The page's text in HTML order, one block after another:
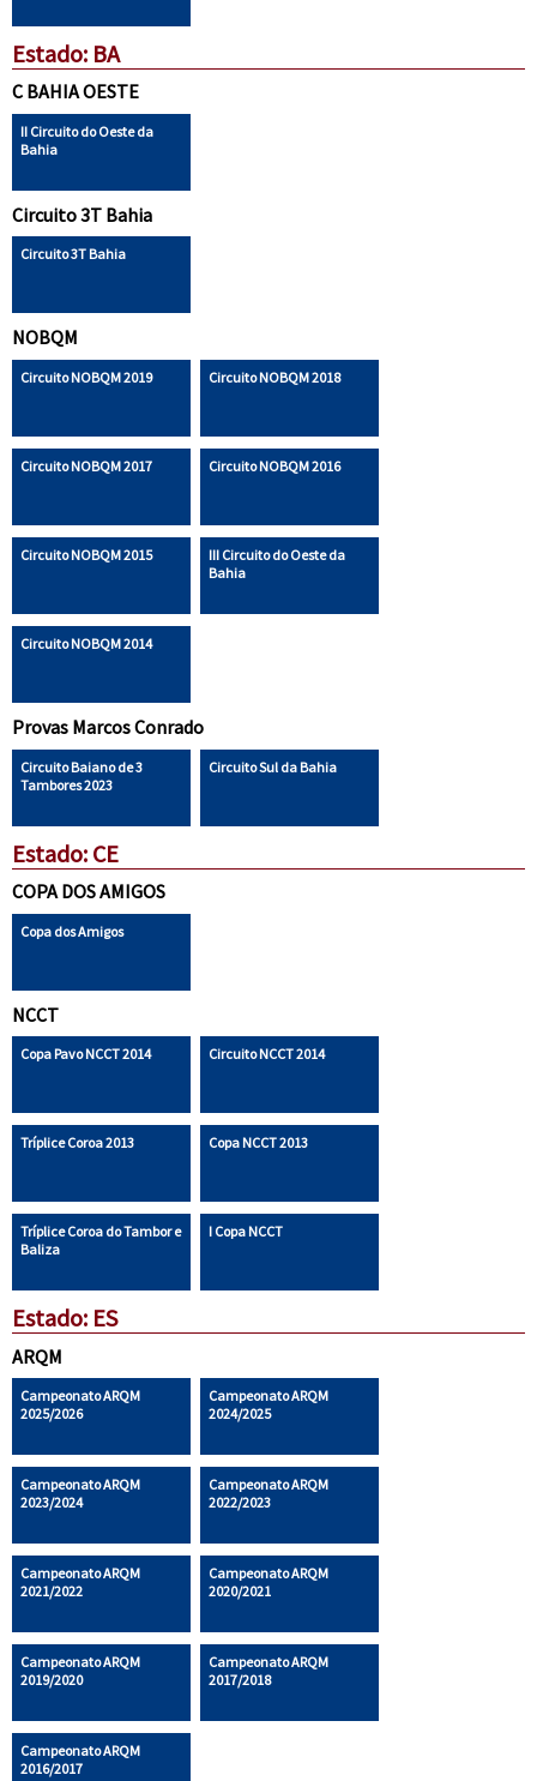
Estado: BA
C BAHIA OESTE
II Circuito do Oeste da
Bahia
Circuito 3T Bahia
Circuito 3T Bahia
NOBQM
Circuito NOBQM 2019 Circuito NOBQM 2018
Circuito NOBQM 2017 Circuito NOBQM 2016
Circuito NOBQM 2015
III Circuito do Oeste da
Bahia
Circuito NOBQM 2014
Provas Marcos Conrado
Circuito Baiano de 3
Tambores 2023
Circuito Sul da Bahia
Estado: CE
COPA DOS AMIGOS
Copa dos Amigos
NCCT
Copa Pavo NCCT 2014 Circuito NCCT 2014
Tríplice Coroa 2013 Copa NCCT 2013
Tríplice Coroa do Tambor e
Baliza
I Copa NCCT
Estado: ES
ARQM
Campeonato ARQM
2025/2026
Campeonato ARQM
2024/2025
Campeonato ARQM
2023/2024
Campeonato ARQM
2022/2023
Campeonato ARQM
2021/2022
Campeonato ARQM
2020/2021
Campeonato ARQM
2019/2020
Campeonato ARQM
2017/2018
Campeonato ARQM
2016/2017